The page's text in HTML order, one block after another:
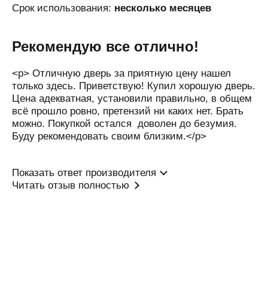
Белгород
Белозерск
Белореченск
Березники
Бийск
Бишкек
Богородицк
Богородск
Срок использования: несколько месяцев
Рекомендую все отлично!
<p> Отличную дверь за приятную цену нашел
только здесь. Приветствую! Купил хорошую дверь.
Цена адекватная, установили правильно, в общем
всё прошло ровно, претензий ни каких нет. Брать
можно. Покупкой остался доволен до безумия.
Буду рекомендовать своим близким.</p>
Показать ответ производителя
Читать отзыв полностью